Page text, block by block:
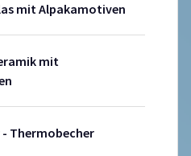
mit Alpakamotiven
mit
Thermobecher